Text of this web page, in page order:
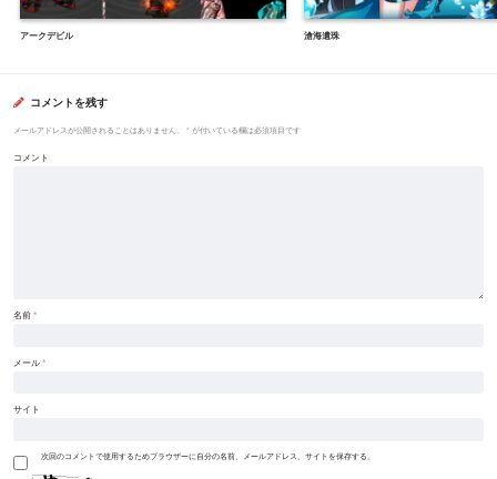
アークデビル 滄海遺珠
コメントを残す
メールアドレスが公開されることはありません。 * が付いている欄は必須項目です
コメント
名前 *
メール *
サイト
次回のコメントで使用するためブラウザーに自分の名前、メールアドレス、サイトを保存する。